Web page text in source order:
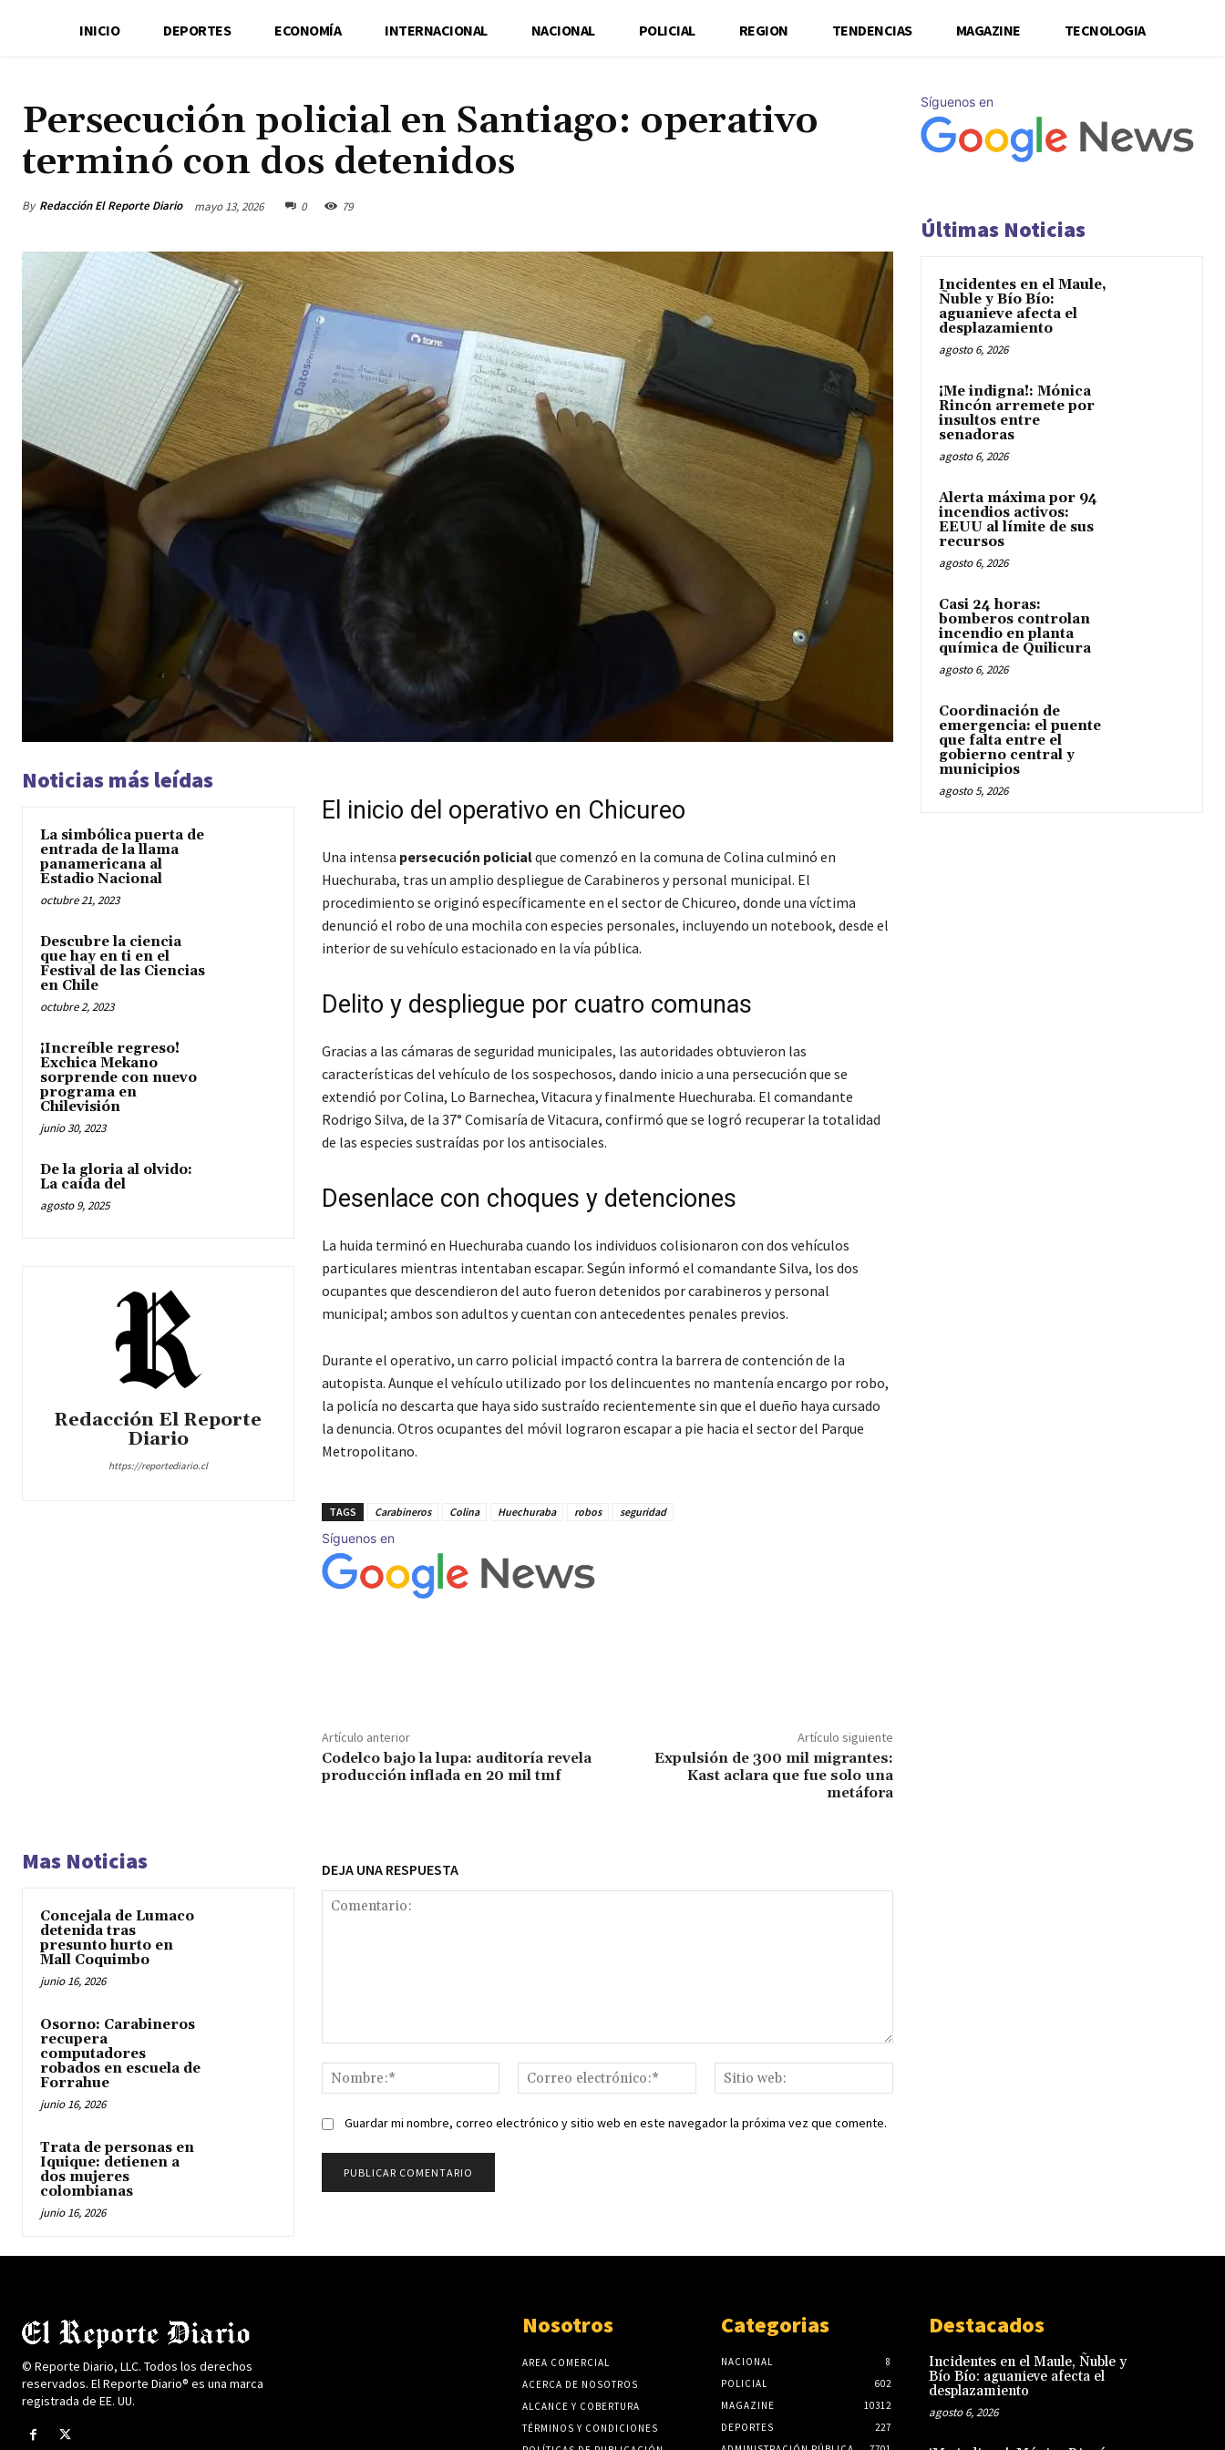
INICIO DEPORTES ECONOMÍA INTERNACIONAL NACIONAL POLICIAL REGION TENDENCIAS MAGAZINE TECNOLOGIA
Persecución policial en Santiago: operativo
terminó con dos detenidos
By Redacción El Reporte Diario mayo 13, 2026 0 79
Noticias más leídas
La simbólica puerta de
entrada de la llama
panamericana al
Estadio Nacional
octubre 21, 2023
Descubre la ciencia
que hay en ti en el
Festival de las Ciencias
en Chile
octubre 2, 2023
¡Increíble regreso!
Exchica Mekano
sorprende con nuevo
programa en
Chilevisión
junio 30, 2023
De la gloria al olvido:
La caída del
agosto 9, 2025
Redacción El Reporte
Diario
https://reportediario.cl
El inicio del operativo en Chicureo
Una intensa persecución policialque comenzó en la comuna de Colina culminó en
Huechuraba, tras un amplio despliegue de Carabineros y personal municipal. El
procedimiento se originó específicamente en el sector de Chicureo, donde una víctima
denunció el robo de una mochila con especies personales, incluyendo un notebook, desde el
interior de su vehículo estacionado en la vía pública.
Delito y despliegue por cuatro comunas
Gracias a las cámaras de seguridad municipales, las autoridades obtuvieron las
características del vehículo de los sospechosos, dando inicio a una persecución que se
extendió por Colina, Lo Barnechea, Vitacura y finalmente Huechuraba. El comandante
Rodrigo Silva, de la 37° Comisaría de Vitacura, confirmó que se logró recuperar la totalidad
de las especies sustraídas por los antisociales.
Desenlace con choques y detenciones
La huida terminó en Huechuraba cuando los individuos colisionaron con dos vehículos
particulares mientras intentaban escapar. Según informó el comandante Silva, los dos
ocupantes que descendieron del auto fueron detenidos por carabineros y personal
municipal; ambos son adultos y cuentan con antecedentes penales previos.
Durante el operativo, un carro policial impactó contra la barrera de contención de la
autopista. Aunque el vehículo utilizado por los delincuentes no mantenía encargo por robo,
la policía no descarta que haya sido sustraído recientemente sin que el dueño haya cursado
la denuncia. Otros ocupantes del móvil lograron escapar a pie hacia el sector del Parque
Metropolitano.
TAGS Carabineros Colina Huechuraba robos seguridad
Síguenos en
Artículo anterior
Codelco bajo la lupa: auditoría revela
producción inflada en 20 mil tmf
Artículo siguiente
Expulsión de 300 mil migrantes:
Kast aclara que fue solo una
metáfora
Mas Noticias
Concejala de Lumaco
detenida tras
presunto hurto en
Mall Coquimbo
junio 16, 2026
Osorno: Carabineros
recupera
computadores
robados en escuela de
Forrahue
junio 16, 2026
Trata de personas en
Iquique: detienen a
dos mujeres
colombianas
junio 16, 2026
DEJA UNA RESPUESTA
Nombre:*
Correo
electrónico:*
web:
Guardar mi nombre, correo electrónico y sitio web en este navegador la próxima vez que comente.
Síguenos en
Últimas Noticias
Incidentes en el Maule,
Ñuble y Bío Bío:
aguanieve afecta el
desplazamiento
agosto 6, 2026
¡Me indigna!: Mónica
Rincón arremete por
insultos entre
senadoras
agosto 6, 2026
Alerta máxima por 94
incendios activos:
EEUU al límite de sus
recursos
agosto 6, 2026
Casi 24 horas:
bomberos controlan
incendio en planta
química de Quilicura
agosto 6, 2026
Coordinación de
emergencia: el puente
que falta entre el
gobierno central y
municipios
agosto 5, 2026
© Reporte Diario, LLC. Todos los derechos
reservados. El Reporte Diario® es una marca
registrada de EE. UU.
Nosotros
AREA COMERCIAL
ACERCA DE NOSOTROS
ALCANCE Y COBERTURA
TÉRMINOS Y CONDICIONES
Categorias
NACIONAL
8
POLICIAL
602
MAGAZINE
10312
DEPORTES
227
Destacados
Incidentes en el Maule, Ñuble y
Bío Bío: aguanieve afecta el
desplazamiento
agosto 6, 2026